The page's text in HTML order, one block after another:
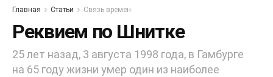
Главная Статьи Связь времен
Реквием по Шнитке
25 лет назад, 3 августа 1998 года, в Гамбурге
на 65 году жизни умер один из наиболее